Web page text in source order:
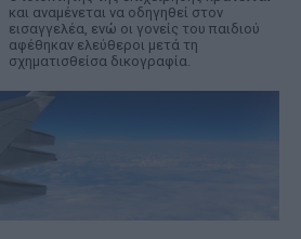
και αναμένεται να οδηγηθεί στον
εισαγγελέα, ενώ οι γονείς του παιδιού
αφέθηκαν ελεύθεροι μετά τη
σχηματισθείσα δικογραφία.